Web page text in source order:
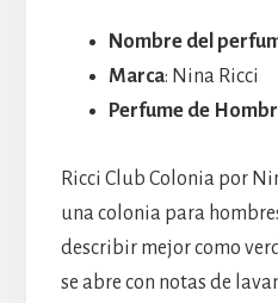
Nombre del
Marca: Nina Ricci
Perfume de
Ricci Club Colonia por
una colonia para
describir mejor como
se abre con notas de